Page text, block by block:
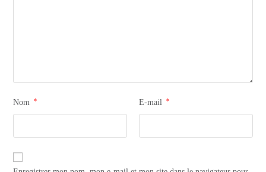
Nom * E-mail *